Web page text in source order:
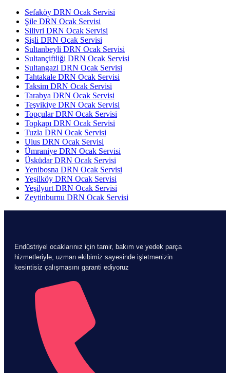
Sefaköy DRN Ocak Servisi
Şile DRN Ocak Servisi
Silivri DRN Ocak Servisi
Şişli DRN Ocak Servisi
Sultanbeyli DRN Ocak Servisi
Sultançiftliği DRN Ocak Servisi
Sultangazi DRN Ocak Servisi
Tahtakale DRN Ocak Servisi
Taksim DRN Ocak Servisi
Tarabya DRN Ocak Servisi
Teşvikiye DRN Ocak Servisi
Topçular DRN Ocak Servisi
Topkapı DRN Ocak Servisi
Tuzla DRN Ocak Servisi
Ulus DRN Ocak Servisi
Ümraniye DRN Ocak Servisi
Üsküdar DRN Ocak Servisi
Yenibosna DRN Ocak Servisi
Yeşilköy DRN Ocak Servisi
Yeşilyurt DRN Ocak Servisi
Zeytinburnu DRN Ocak Servisi
Endüstriyel ocaklarınız için tamir, bakım ve yedek parça
hizmetleriyle, uzman ekibimiz sayesinde işletmenizin
kesintisiz çalışmasını garanti ediyoruz